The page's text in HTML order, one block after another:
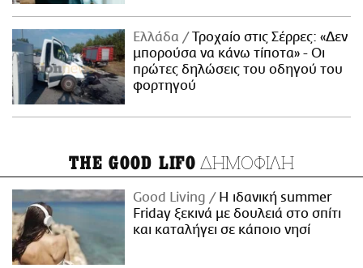
Ελλάδα
Τροχαίο στις Σέρρες: «Δεν
μπορούσα να κάνω τίποτα» - Οι
πρώτες δηλώσεις του οδηγού του
φορτηγού
THE GOOD LIFO ΔΗΜΟΦΙΛΗ
Good Living
Η ιδανική summer
Friday ξεκινά με δουλειά στο σπίτι
και καταλήγει σε κάποιο νησί